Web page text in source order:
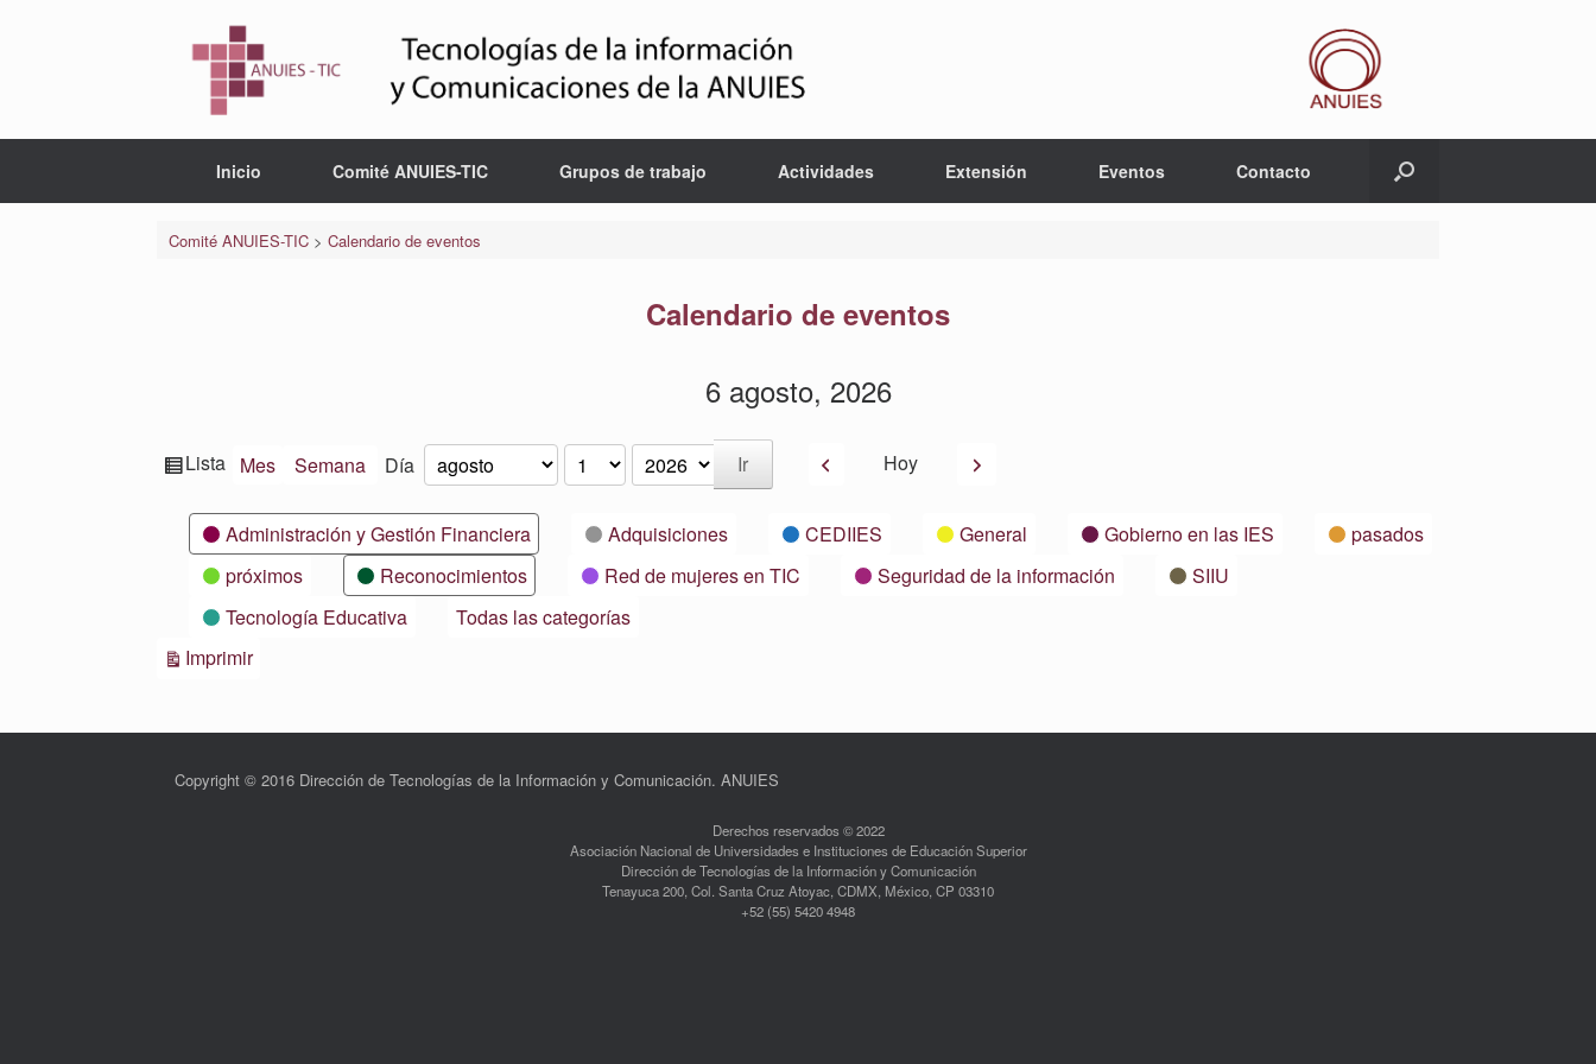
Inicio Comité ANUIES-TIC Grupos de trabajo Actividades Extensión Eventos Contacto
Comité ANUIES-TIC> Calendario de eventos
Calendario de eventos
6 agosto, 2026
Ver
Lista Mes Semana Día Mes
Día
Año AnteriorHoy Siguiente
CategoríasAdministración y Gestión Financiera Adquisiciones CEDIIES General Gobierno en las IES
pasados
próximos
Reconocimientos Red de mujeres en TIC Seguridad de la información
SIIU
Tecnología Educativa
Todas las categorías
ImprimirVistas
Copyright © 2016 Dirección de Tecnologías de la Información y Comunicación. ANUIES
Derechos reservados © 2022
Asociación Nacional de Universidades e Instituciones de Educación Superior
Dirección de Tecnologías de la Información y Comunicación
Tenayuca 200, Col. Santa Cruz Atoyac, CDMX, México, CP 03310
+52 (55) 5420 4948